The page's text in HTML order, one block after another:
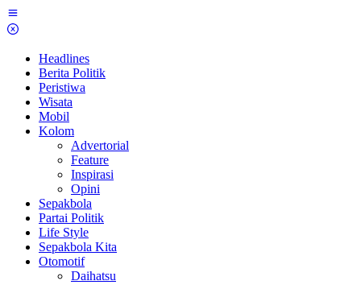
Skip
to
Headlines
Berita Politik
Peristiwa
Wisata
Mobil
Kolom
Advertorial
Feature
Inspirasi
Opini
Sepakbola
Partai Politik
Life Style
Sepakbola Kita
Otomotif
Daihatsu